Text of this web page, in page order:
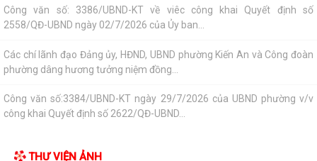
Tác phẩm Văn học, nghệ thuật
Di tích lịch sử - Văn hóa
thoại đường dây nóng tiếp nhận...
phi truyền thống năm 2026
phối hợp thông tin chương trình khảo...